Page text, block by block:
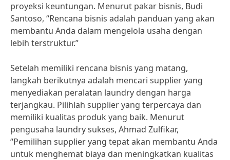
proyeksi keuntungan. Menurut pakar bisnis, Budi
Santoso, “Rencana bisnis adalah panduan yang akan
membantu Anda dalam mengelola usaha dengan
lebih terstruktur.”
Setelah memiliki rencana bisnis yang matang,
langkah berikutnya adalah mencari supplier yang
menyediakan peralatan laundry dengan harga
terjangkau. Pilihlah supplier yang terpercaya dan
memiliki kualitas produk yang baik. Menurut
pengusaha laundry sukses, Ahmad Zulfikar,
“Pemilihan supplier yang tepat akan membantu Anda
untuk menghemat biaya dan meningkatkan kualitas